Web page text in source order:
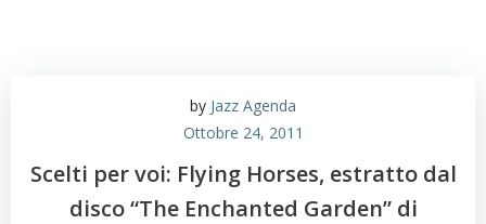
by Jazz Agenda
Ottobre 24, 2011
Scelti per voi: Flying Horses, estratto dal
disco “The Enchanted Garden” di